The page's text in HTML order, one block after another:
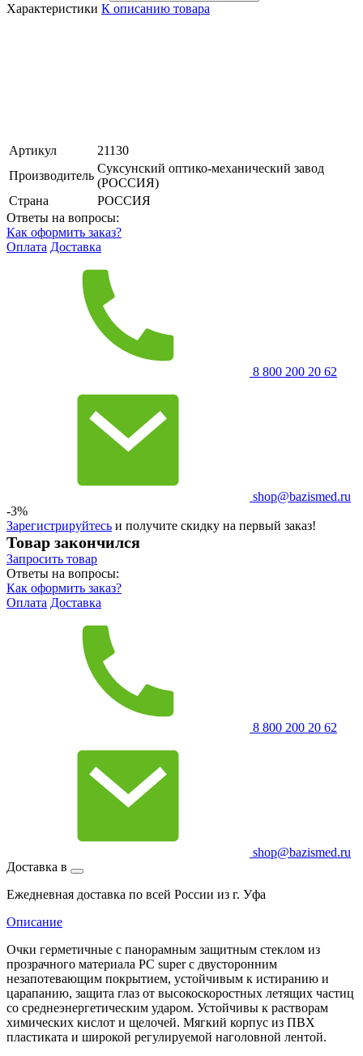
Характеристики К описанию товара
Артикул
21130
Производитель
Суксунский оптико-механический завод
(РОССИЯ)
Страна
РОССИЯ
Ответы на вопросы:
Как оформить заказ?
Оплата Доставка
8 800 200 20 62
shop@bazismed.ru
-3%
Зарегистрируйтесь и получите скидку на первый заказ!
Товар закончился
Запросить товар
Ответы на вопросы:
Как оформить заказ?
Оплата Доставка
8 800 200 20 62
shop@bazismed.ru
Доставка в
Ежедневная доставка по всей России из г. Уфа
Описание
Очки герметичные с панорамным защитным стеклом из
прозрачного материала РС super с двусторонним
незапотевающим покрытием, устойчивым к истиранию и
царапанию, защита глаз от высокоскоростных летящих частиц
со среднеэнергетическим ударом. Устойчивы к растворам
химических кислот и щелочей. Мягкий корпус из ПВХ
пластиката и широкой регулируемой наголовной лентой.